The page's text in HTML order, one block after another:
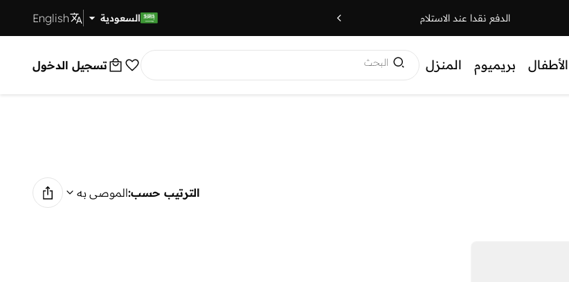
الدفع نقدا عند الاستلام توصيل سريع السعودية English
الأطفال بريميوم المنزل البحث تسجيل الدخول
الترتيب حسب:الموصى به